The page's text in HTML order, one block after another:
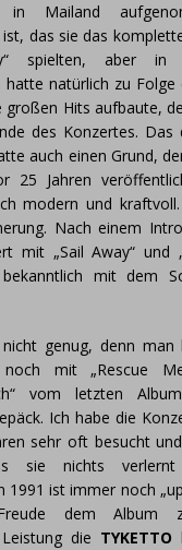
Mailand
das sie das
spielten, aber in
hatte natürlich zu Folge
großen Hits aufbaute,
des Konzertes. Das
auch einen Grund,
25 Jahren
modern und
Nach einem
mit „Sail Away“ und
mit dem
genug, denn man
mit „Rescue
vom letzten
Ich habe die
sehr oft besucht
sie nichts
1991 ist immer noch
dem Album
die TYKETTO